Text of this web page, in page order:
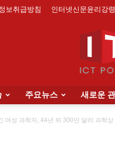
보취급방침 인터넷신문윤리강령
주요뉴스 새로운
여성 과학자, 44년 뒤 300만 달러 과학상